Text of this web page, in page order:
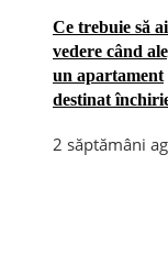
Ce trebuie să
vedere când
un apartament
destinat
2 săptămâni